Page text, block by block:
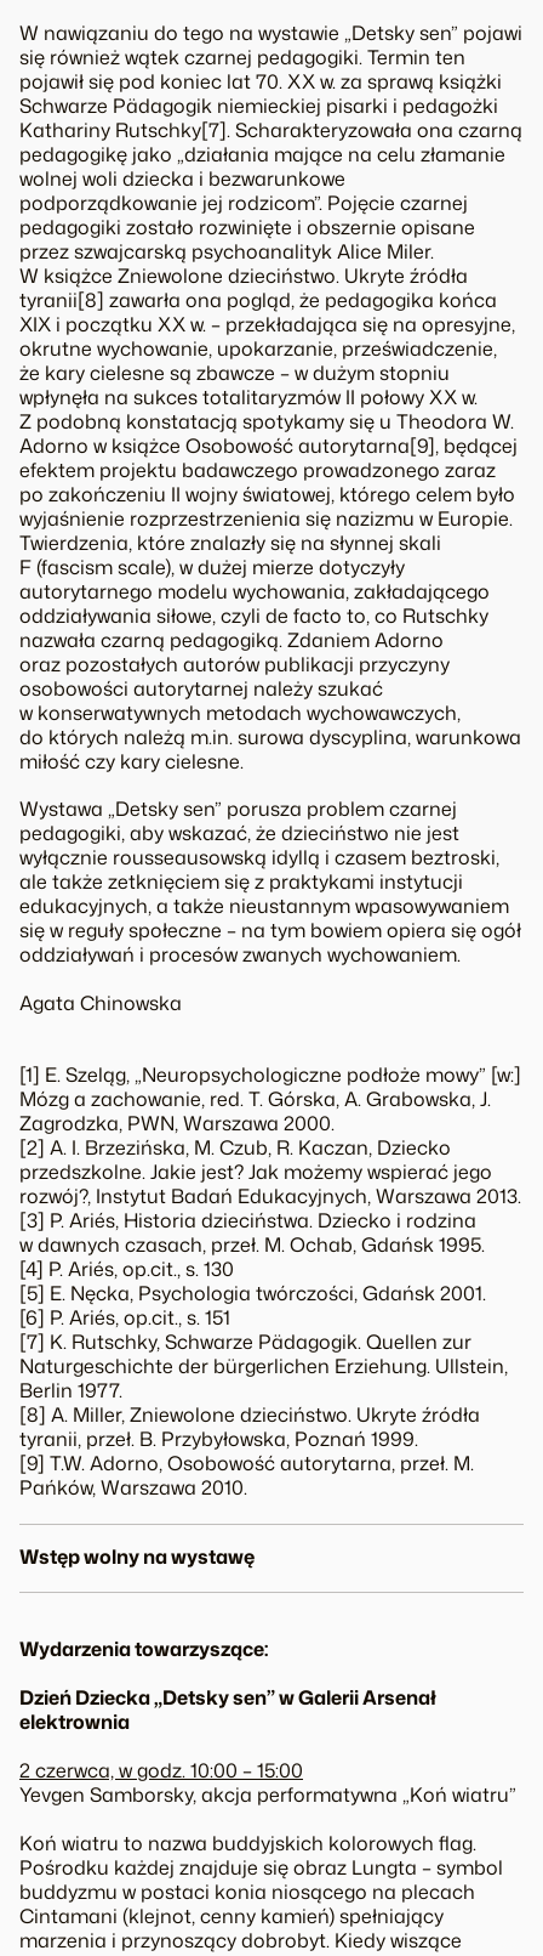
W nawiązaniu do tego na wystawie „Detsky sen” pojawi
się również wątek czarnej pedagogiki. Termin ten
pojawił się pod koniec lat 70. XX w. za sprawą książki
Schwarze Pädagogik niemieckiej pisarki i pedagożki
Kathariny Rutschky[7]. Scharakteryzowała ona czarną
pedagogikę jako „działania mające na celu złamanie
wolnej woli dziecka i bezwarunkowe
podporządkowanie jej rodzicom”. Pojęcie czarnej
pedagogiki zostało rozwinięte i obszernie opisane
przez szwajcarską psychoanalityk Alice Miler.
W książce Zniewolone dzieciństwo. Ukryte źródła
tyranii[8] zawarła ona pogląd, że pedagogika końca
XIX i początku XX w. – przekładająca się na opresyjne,
okrutne wychowanie, upokarzanie, przeświadczenie,
że kary cielesne są zbawcze – w dużym stopniu
wpłynęła na sukces totalitaryzmów II połowy XX w.
Z podobną konstatacją spotykamy się u Theodora W.
Adorno w książce Osobowość autorytarna[9], będącej
efektem projektu badawczego prowadzonego zaraz
po zakończeniu II wojny światowej, którego celem było
wyjaśnienie rozprzestrzenienia się nazizmu w Europie.
Twierdzenia, które znalazły się na słynnej skali
F (fascism scale), w dużej mierze dotyczyły
autorytarnego modelu wychowania, zakładającego
oddziaływania siłowe, czyli de facto to, co Rutschky
nazwała czarną pedagogiką. Zdaniem Adorno
oraz pozostałych autorów publikacji przyczyny
osobowości autorytarnej należy szukać
w konserwatywnych metodach wychowawczych,
do których należą m.in. surowa dyscyplina, warunkowa
miłość czy kary cielesne.
Wystawa „Detsky sen” porusza problem czarnej
pedagogiki, aby wskazać, że dzieciństwo nie jest
wyłącznie rousseausowską idyllą i czasem beztroski,
ale także zetknięciem się z praktykami instytucji
edukacyjnych, a także nieustannym wpasowywaniem
się w reguły społeczne – na tym bowiem opiera się ogół
oddziaływań i procesów zwanych wychowaniem.
Agata Chinowska
[1] E. Szeląg, „Neuropsychologiczne podłoże mowy” [w:]
Mózg a zachowanie, red. T. Górska, A. Grabowska, J.
Zagrodzka, PWN, Warszawa 2000.
[2] A. I. Brzezińska, M. Czub, R. Kaczan, Dziecko
przedszkolne. Jakie jest? Jak możemy wspierać jego
rozwój?, Instytut Badań Edukacyjnych, Warszawa 2013.
[3] P. Ariés, Historia dzieciństwa. Dziecko i rodzina
w dawnych czasach, przeł. M. Ochab, Gdańsk 1995.
[4] P. Ariés, op.cit., s. 130
[5] E. Nęcka, Psychologia twórczości, Gdańsk 2001.
[6] P. Ariés, op.cit., s. 151
[7] K. Rutschky,Schwarze Pädagogik. Quellen zur
Naturgeschichte der bürgerlichen Erziehung. Ullstein,
Berlin 1977.
[8] A. Miller,Zniewolone dzieciństwo. Ukryte źródła
tyranii, przeł. B. Przybyłowska, Poznań 1999.
[9] T.W. Adorno,Osobowość autorytarna, przeł. M.
Pańków, Warszawa 2010.
Wstęp wolny na wystawę
Wydarzenia towarzyszące:
Dzień Dziecka „Detsky sen” w Galerii Arsenał
elektrownia
2 czerwca, w godz. 10:00 – 15:00
Yevgen Samborsky, akcja performatywna „Koń wiatru”
Koń wiatru to nazwa buddyjskich kolorowych flag.
Pośrodku każdej znajduje się obraz Lungta – symbol
buddyzmu w postaci konia niosącego na plecach
Cintamani (klejnot, cenny kamień) spełniający
marzenia i przynoszący dobrobyt. Kiedy wiszące